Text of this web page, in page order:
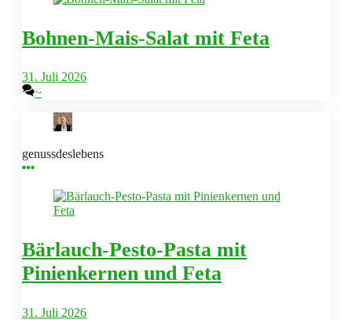
Bohnen-Mais-Salat mit Feta
31. Juli 2026
~
genussdeslebens
Bärlauch-Pesto-Pasta mit
Pinienkernen und Feta
31. Juli 2026